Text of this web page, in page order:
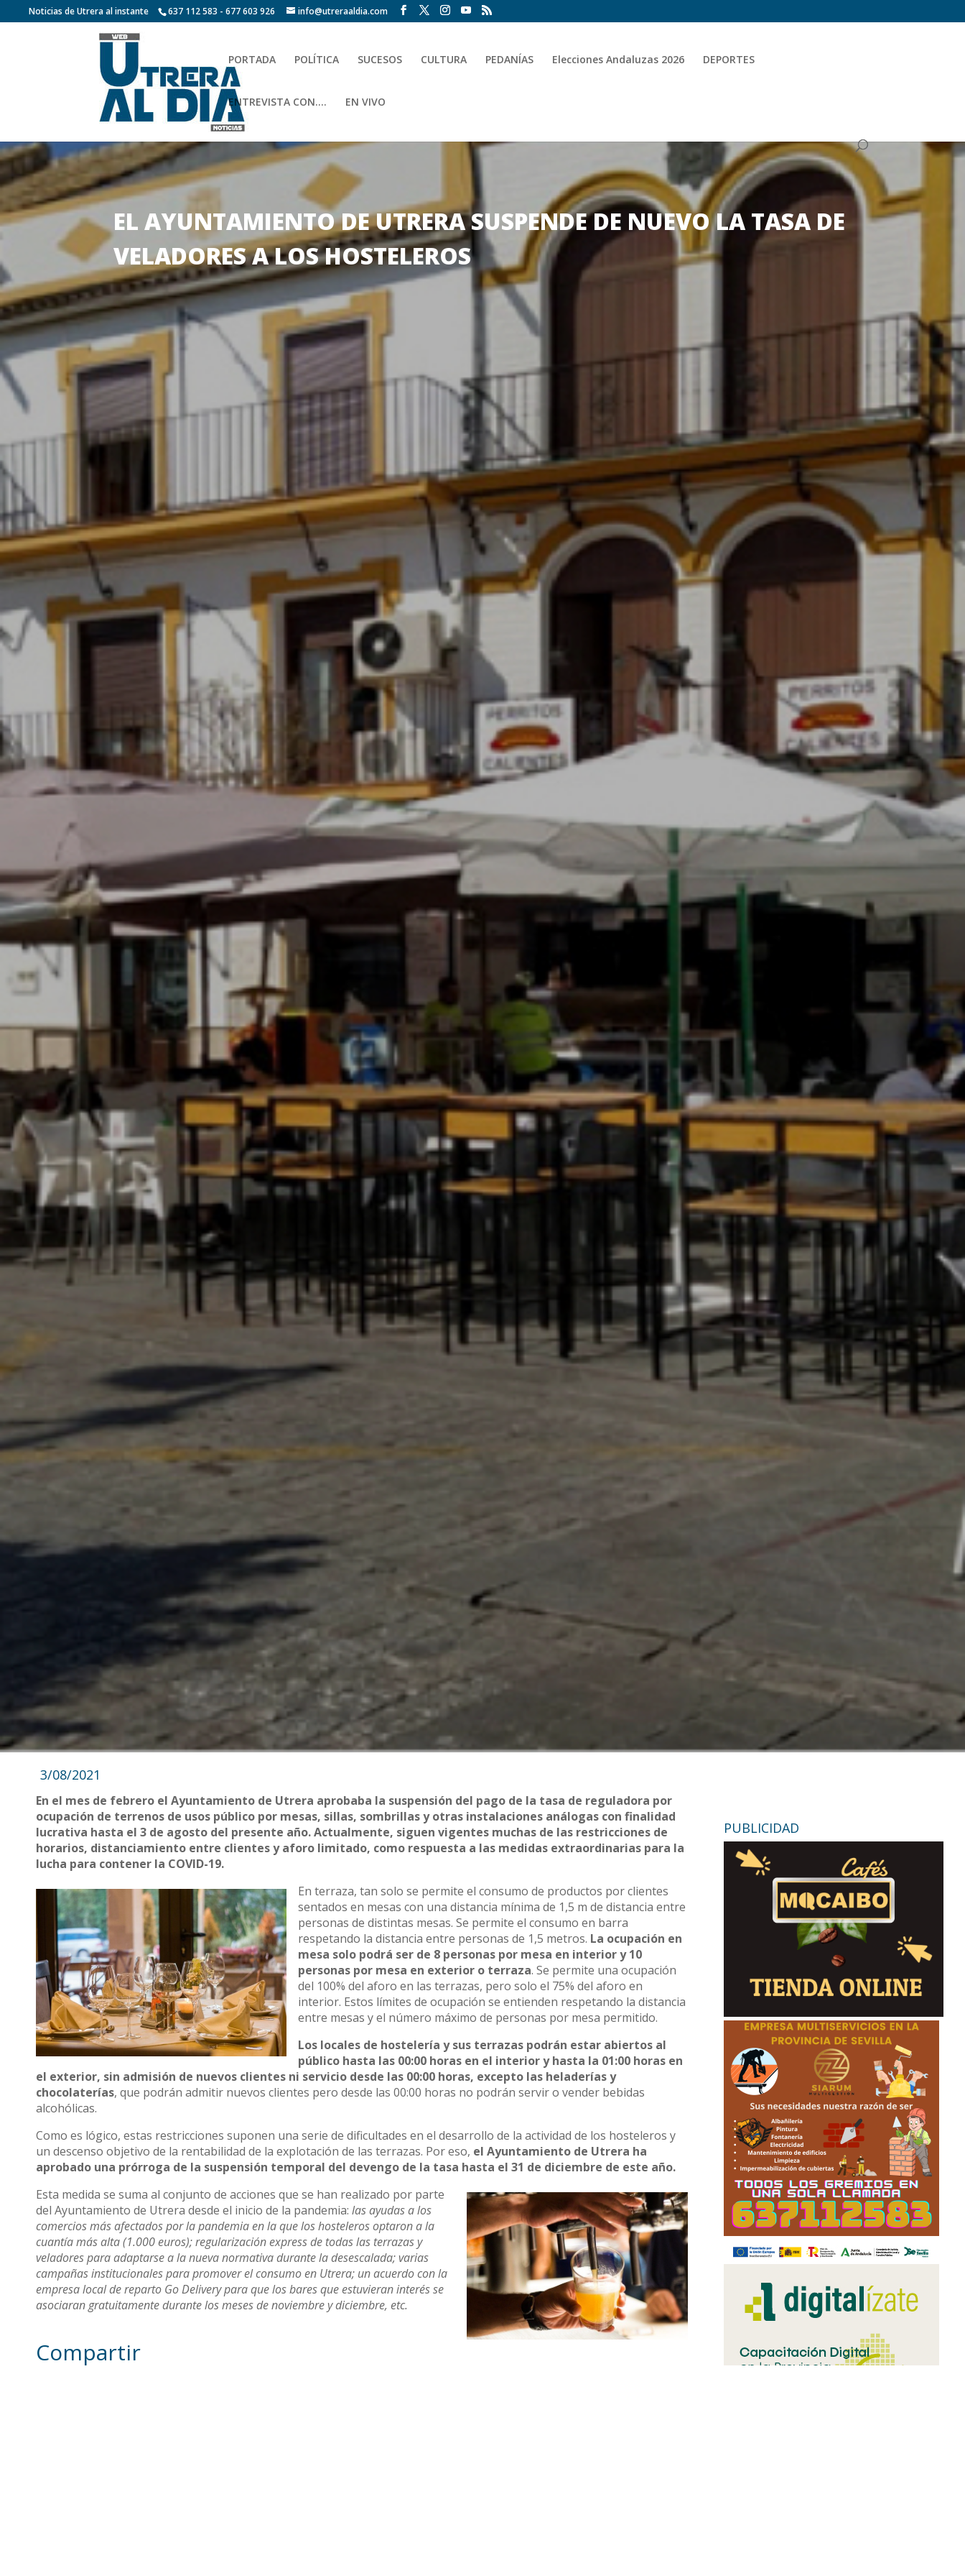
Noticias de Utrera al instante 637 112 583 - 677 603 926 info@utreraaldia.com
PORTADA POLÍTICA SUCESOS CULTURA PEDANÍAS Elecciones Andaluzas 2026 DEPORTES
ENTREVISTA CON…. EN VIVO
EL AYUNTAMIENTO DE UTRERA SUSPENDE DE NUEVO LA TASA DE
VELADORES A LOS HOSTELEROS
3/08/2021
En el mes de febrero el Ayuntamiento de Utrera aprobaba la suspensión del pago de la tasa de reguladora por
ocupación de terrenos de usos público por mesas, sillas, sombrillas y otras instalaciones análogas con finalidad
lucrativa hasta el 3 de agosto del presente año. Actualmente, siguen vigentes muchas de las restricciones de
horarios, distanciamiento entre clientes y aforo limitado, como respuesta a las medidas extraordinarias para la
lucha para contener la COVID-19.
En terraza, tan solo se permite el consumo de productos por clientes
sentados en mesas con una distancia mínima de 1,5 m de distancia entre
personas de distintas mesas. Se permite el consumo en barra
respetando la distancia entre personas de 1,5 metros. La ocupación en
mesa solo podrá ser de 8 personas por mesa en interior y 10
personas por mesa en exterior o terraza. Se permite una ocupación
del 100% del aforo en las terrazas, pero solo el 75% del aforo en
interior. Estos límites de ocupación se entienden respetando la distancia
entre mesas y el número máximo de personas por mesa permitido.
Los locales de hostelería y sus terrazas podrán estar abiertos al
público hasta las 00:00 horas en el interior y hasta la 01:00 horas en
el exterior, sin admisión de nuevos clientes ni servicio desde las 00:00 horas, excepto las heladerías y
chocolaterías, que podrán admitir nuevos clientes pero desde las 00:00 horas no podrán servir o vender bebidas
alcohólicas.
Como es lógico, estas restricciones suponen una serie de dificultades en el desarrollo de la actividad de los hosteleros y
un descenso objetivo de la rentabilidad de la explotación de las terrazas. Por eso, el Ayuntamiento de Utrera ha
aprobado una prórroga de la suspensión temporal del devengo de la tasa hasta el 31 de diciembre de este año.
Esta medida se suma al conjunto de acciones que se han realizado por parte
del Ayuntamiento de Utrera desde el inicio de la pandemia:las ayudas a los
comercios más afectados por la pandemia en la que los hosteleros optaron a la
cuantía más alta (1.000 euros); regularización express de todas las terrazas y
veladores para adaptarse a la nueva normativa durante la desescalada; varias
campañas institucionales para promover el consumo en Utrera; un acuerdo con la
empresa local de reparto Go Delivery para que los bares que estuvieran interés se
asociaran gratuitamente durante los meses de noviembre y diciembre, etc.
Compartir
PUBLICIDAD